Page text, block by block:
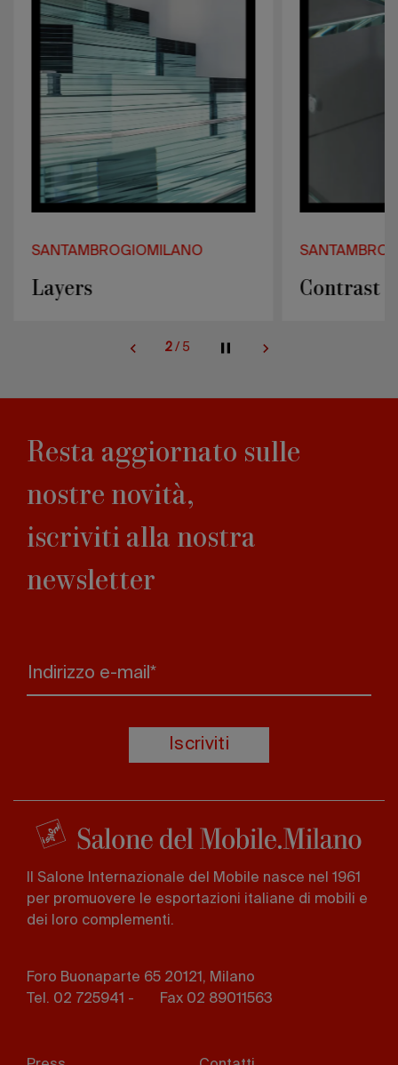
SANTAMBROGIOMILANO
Layers Contrast
2/ 5
Resta aggiornato sulle
nostre novità,
iscriviti alla nostra
newsletter
Indirizzo e-mail*
Iscriviti
Il Salone Internazionale del Mobile nasce nel 1961
per promuovere le esportazioni italiane di mobili e
dei loro complementi.
Foro Buonaparte 65 20121, Milano
Tel. 02 725941 -
Fax 02 89011563